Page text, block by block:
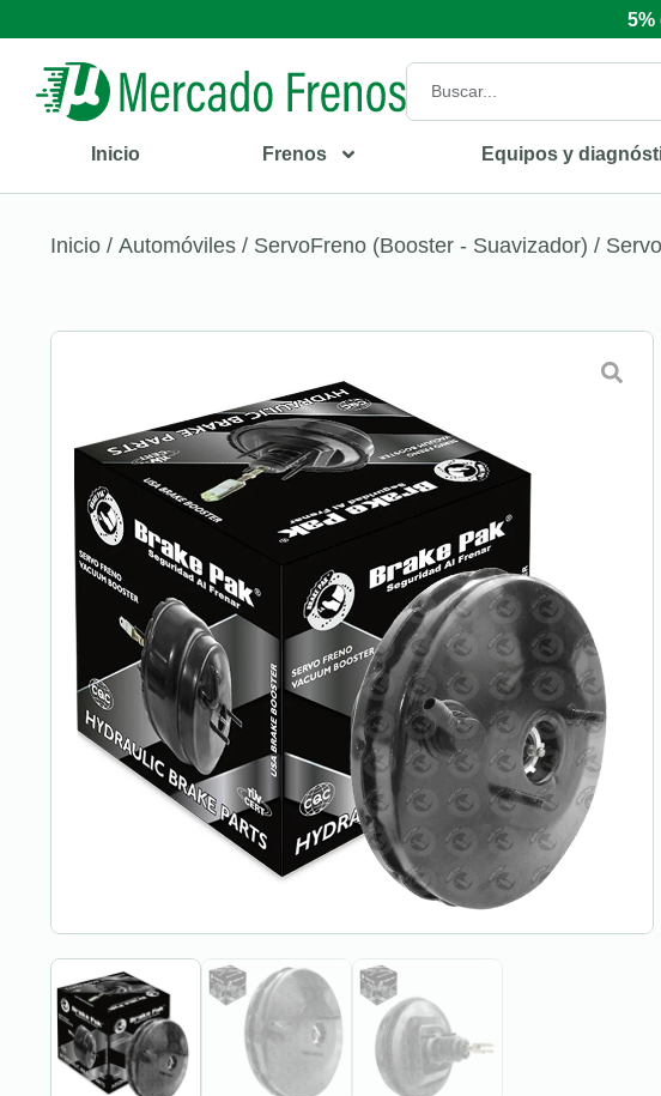
5%
Inicio Frenos Equipos y
Inicio / Automóviles / ServoFreno (Booster - Suavizador) /